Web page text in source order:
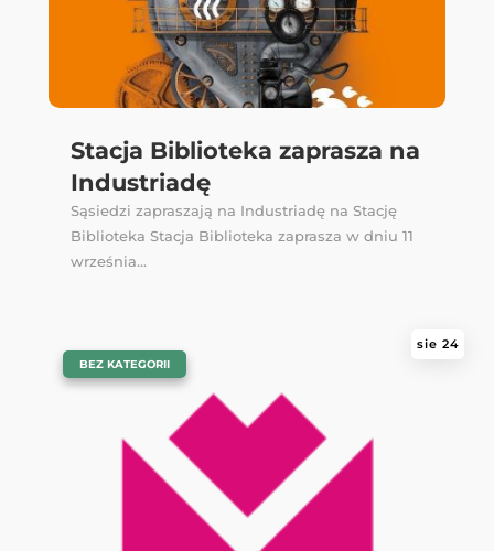
Stacja Biblioteka zaprasza na
Industriadę
Sąsiedzi zapraszają na Industriadę na Stację
Biblioteka Stacja Biblioteka zaprasza w dniu 11
września...
sie 24
BEZ KATEGORII